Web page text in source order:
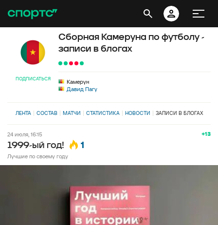
ПОДПИСАТЬСЯ
Сборная Камеруна по футболу -
записи в блогах
Камерун
Давид Пагу
ЛЕНТА СОСТАВ МАТЧИ СТАТИСТИКА НОВОСТИ ЗАПИСИ В БЛОГАХ
+13
24 июля, 16:15
1999-ый год! 1
Лучшие по своему году